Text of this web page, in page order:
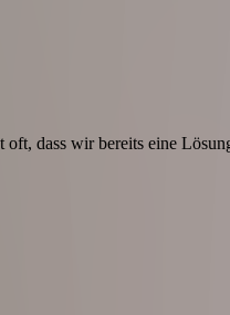
dass wir bereits eine